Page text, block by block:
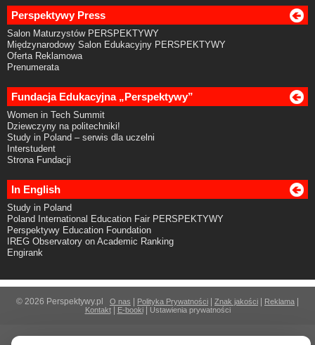
Perspektywy Press
Salon Maturzystów PERSPEKTYWY
Międzynarodowy Salon Edukacyjny PERSPEKTYWY
Oferta Reklamowa
Prenumerata
Fundacja Edukacyjna „Perspektywy”
Women in Tech Summit
Dziewczyny na politechniki!
Study in Poland – serwis dla uczelni
Interstudent
Strona Fundacji
In English
Study in Poland
Poland International Education Fair PERSPEKTYWY
Perspektywy Education Foundation
IREG Observatory on Academic Ranking
Engirank
© 2026 Perspektywy.pl O nas Polityka Prywatności Znak jakości Reklama
Kontakt| E-booki| Ustawienia prywatności